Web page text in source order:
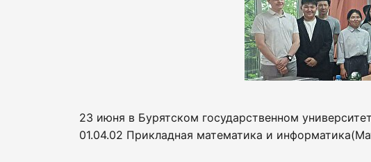
23 июня в Бурятском государственном
01.04.02 Прикладная математика и